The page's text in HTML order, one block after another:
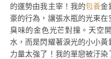
的運勢由我主宰！我的包養金
豪的行為，讓張水瓶的光束
臭味的金色光芒對撞。天空
水，而是閃耀著淚光的小小
力量太強了！我的單戀被汙